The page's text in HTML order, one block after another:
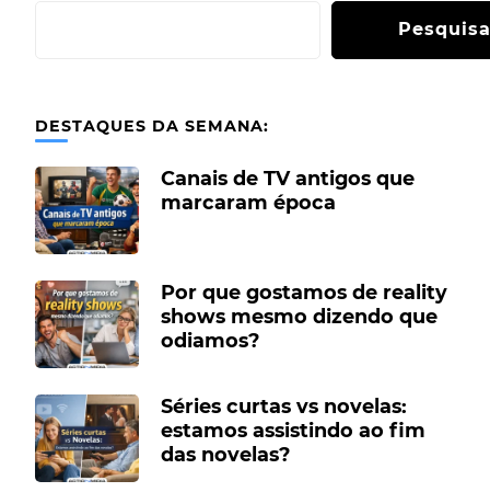
DESTAQUES DA SEMANA:
Canais de TV antigos que
marcaram época
Por que gostamos de reality
shows mesmo dizendo que
odiamos?
Séries curtas vs novelas:
estamos assistindo ao fim
das novelas?